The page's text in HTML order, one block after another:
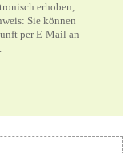
erhoben,
Sie können
per E-Mail an